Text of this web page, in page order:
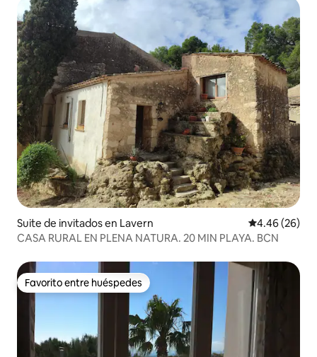
Suite de invitados en Lavern Calificación
4.46 (26)
CASA RURAL EN PLENA NATURA. 20 MIN PLAYA. BCN
Favorito entre huéspedes
Favorito entre huéspedes